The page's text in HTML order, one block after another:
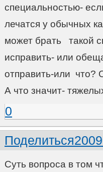
специальностью-
лечатся у обычных
может брать такой
исправить- или
отправить-или что?
А что значит-
0
Поделиться
Суть вопроса в том